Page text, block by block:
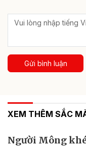
Gửi bình luận
XEM THÊM SẮC
Người Mông